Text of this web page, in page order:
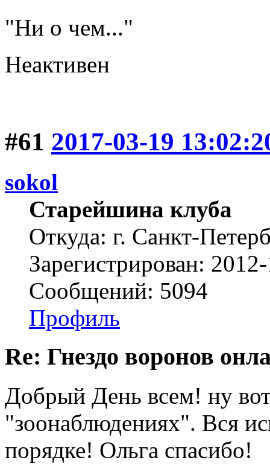
"Ни о чем..."
Неактивен
#61 2017-03-19
sokol
Старейшина клуба
Откуда: г. Санкт-
Зарегистрирован:
Сообщений: 5094
Профиль
Re: Гнездо воронов
Добрый День всем! ну
"зоонаблюдениях". Вся
порядке! Ольга спасибо!